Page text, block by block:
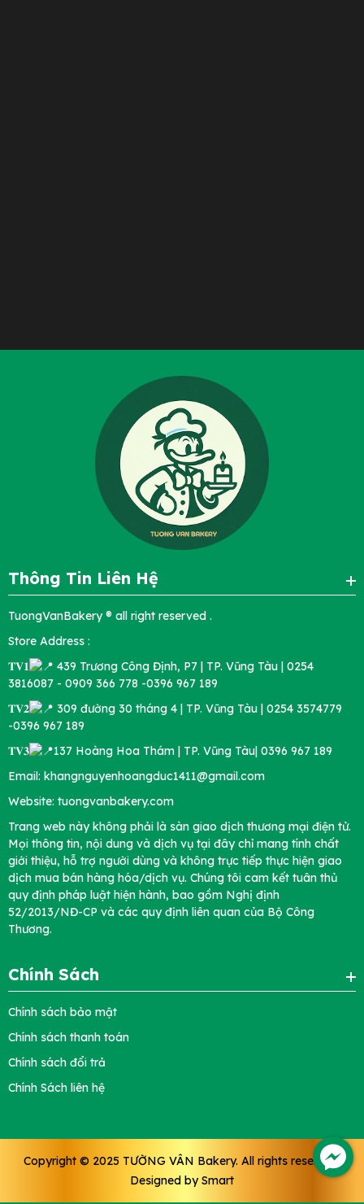
Thông Tin Liên Hệ
TuongVanBakery ® all right reserved .
Store Address :
𝐓𝐕𝟏
439 Trương Công Định, P7 | TP. Vũng Tàu | 0254
3816087 - 0909 366 778 -0396 967 189
𝐓𝐕𝟐
309 đường 30 tháng 4 | TP. Vũng Tàu | 0254 3574779
-0396 967 189
𝐓𝐕𝟑
137 Hoàng Hoa Thám | TP. Vũng Tàu| 0396 967 189
Email: khangnguyenhoangduc1411@gmail.com
Website: tuongvanbakery.com
Trang web này không phải là sàn giao dịch thương mại điện tử.
Mọi thông tin, nội dung và dịch vụ tại đây chỉ mang tính chất
giới thiệu, hỗ trợ người dùng và không trực tiếp thực hiện giao
dịch mua bán hàng hóa/dịch vụ. Chúng tôi cam kết tuân thủ
quy định pháp luật hiện hành, bao gồm Nghị định
52/2013/NĐ-CP và các quy định liên quan của Bộ Công
Thương.
Chính Sách
Chính sách bảo mật
Chính sách thanh toán
Chính sách đổi trả
Chính Sách liên hệ
Copyright © 2025 TƯỜNG VÂN Bakery. All rights reserved.
Designed bySmart